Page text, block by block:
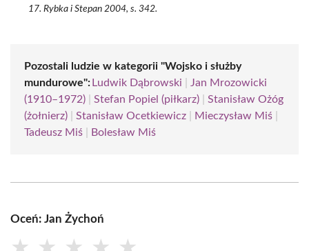
Rybka i Stepan 2004, s. 342.
Pozostali ludzie w kategorii "Wojsko i służby
mundurowe": Ludwik Dąbrowski
Jan Mrozowicki
(1910–1972)
Stefan Popiel (piłkarz)
Stanisław Ożóg
(żołnierz)
Stanisław Ocetkiewicz Mieczysław Miś
Tadeusz Miś
Bolesław Miś
Oceń: Jan Żychoń